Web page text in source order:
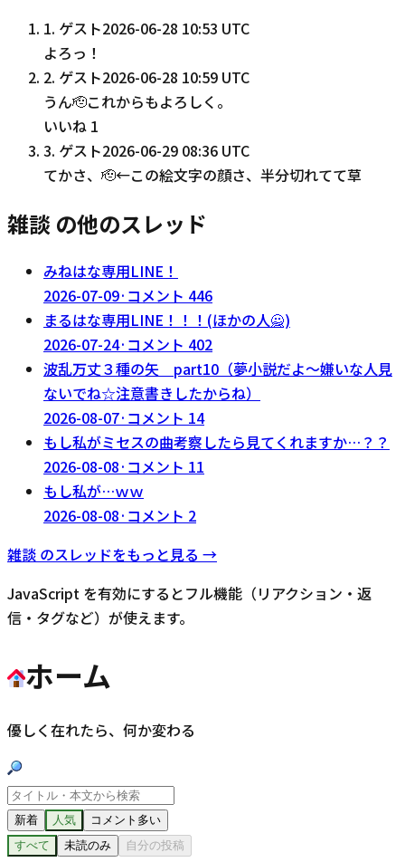
1. ゲスト2026-06-28 10:53 UTC
よろっ！
2. ゲスト2026-06-28 10:59 UTC
うん🫡これからもよろしく。
いいね 1
3. ゲスト2026-06-29 08:36 UTC
てかさ、🫡←この絵文字の顔さ、半分切れてて草
雑談 の他のスレッド
みねはな専用LINE！
2026-07-09· コメント 446
まるはな専用LINE！！！(ほかの人🙅)
2026-07-24· コメント 402
波乱万丈３種の矢 part10（夢小説だよ～嫌いな人見
ないでね☆注意書きしたからね）
2026-08-07· コメント 14
もし私がミセスの曲考察したら見てくれますか…？？
2026-08-08· コメント 11
もし私が…ｗｗ
2026-08-08· コメント 2
雑談 のスレッドをもっと見る →
JavaScript を有効にするとフル機能（リアクション・返
信・タグなど）が使えます。
ホーム
優しく在れたら、何か変わる
新着 人気
コメント多い
すべて
未読のみ 自分の投稿